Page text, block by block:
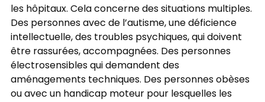
les hôpitaux. Cela concerne des situations multiples.
Des personnes avec de l’autisme, une déficience
intellectuelle, des troubles psychiques, qui doivent
être rassurées, accompagnées. Des personnes
électrosensibles qui demandent des
aménagements techniques. Des personnes obèses
ou avec un handicap moteur pour lesquelles les